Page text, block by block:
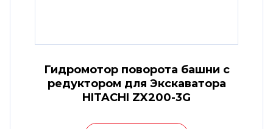
Гидромотор поворота башни с
редуктором для Экскаватора
HITACHI ZX200-3G